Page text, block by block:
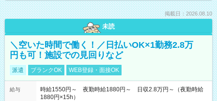
掲載日：2026.08.10
未読
＼空いた時間で働く！／日払いOK×1勤務2.8万
円も可！施設での見回りなど
派遣 ブランクOK WEB登録・面接OK
給与
時給1550円～ 夜勤時給1880円～ 日収2.8万円～（夜勤時給
1880円×15h）